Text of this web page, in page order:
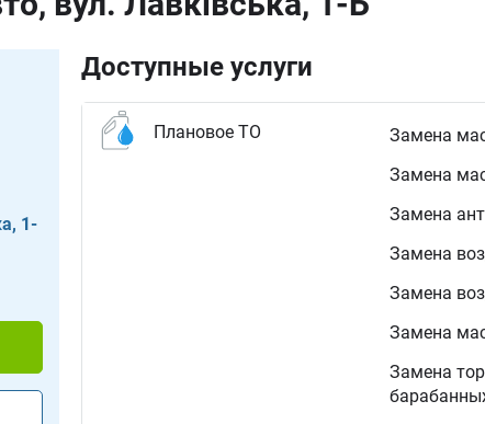
1-
Доступные услуги
Плановое ТО
Замена
Замена
Замена
Замена
Замена
Замена
Замена